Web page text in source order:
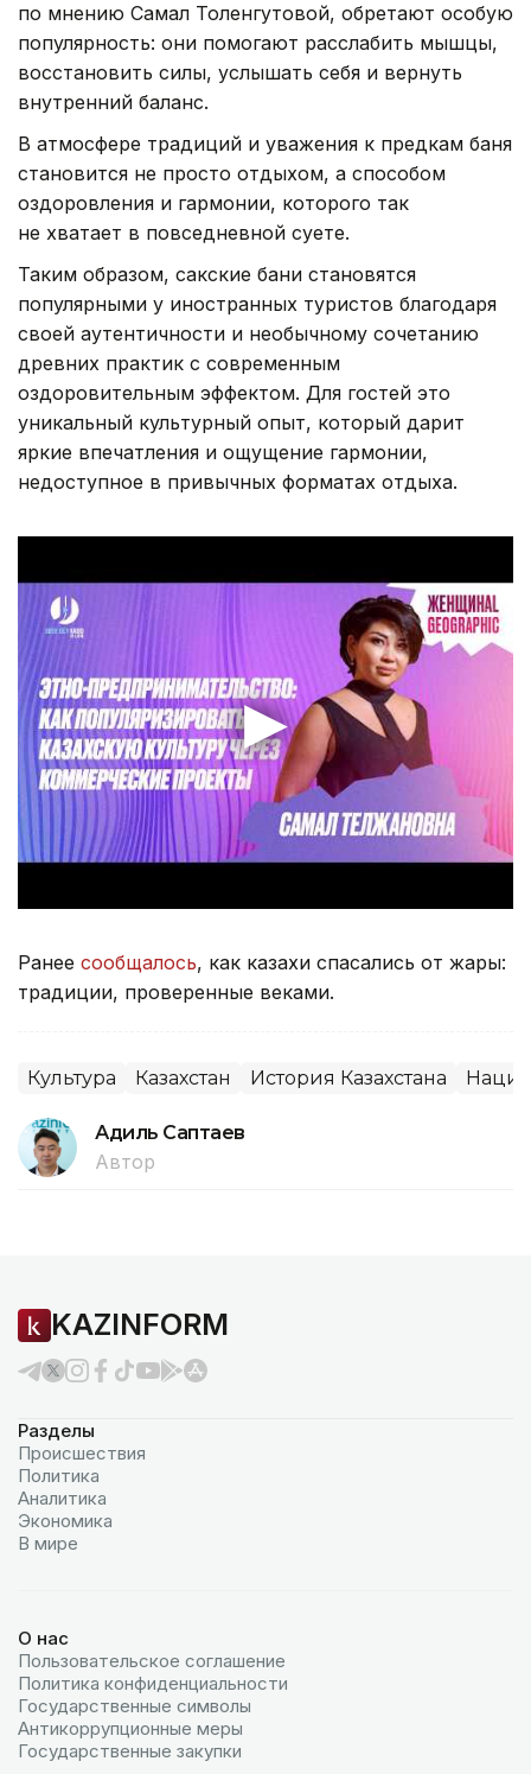
по мнению Самал Толенгутовой, обретают особую
популярность: они помогают расслабить мышцы,
восстановить силы, услышать себя и вернуть
внутренний баланс.
В атмосфере традиций и уважения к предкам баня
становится не просто отдыхом, а способом
оздоровления и гармонии, которого так
не хватает в повседневной суете.
Таким образом, сакские бани становятся
популярными у иностранных туристов благодаря
своей аутентичности и необычному сочетанию
древних практик с современным
оздоровительным эффектом. Для гостей это
уникальный культурный опыт, который дарит
яркие впечатления и ощущение гармонии,
недоступное в привычных форматах отдыха.
Ранее сообщалось, как казахи спасались от жары:
традиции, проверенные веками.
Культура Казахстан История Казахстана
Адиль Саптаев
Автор
KAZINFORM
Разделы
Происшествия
Политика
Аналитика
Экономика
В мире
О нас
Пользовательское соглашение
Политика конфиденциальности
Государственные символы
Антикоррупционные меры
Государственные закупки